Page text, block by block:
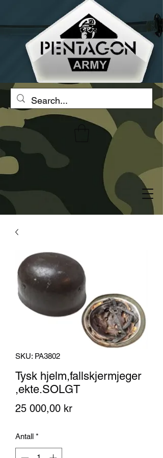
SKU: PA3802
Tysk hjelm,fallskjermjeger
,ekte.SOLGT
25 000,00 krPris
Antall *